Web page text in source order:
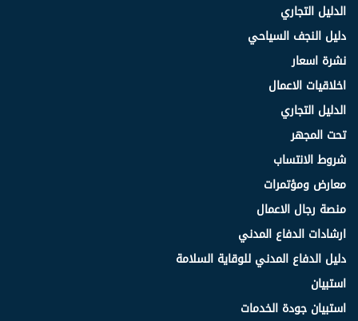
الدليل التجاري
دليل النجف السياحي
نشرة اسعار
اخلاقيات الاعمال
الدليل التجاري
تحت المجهر
شروط الانتساب
معارض ومؤتمرات
منصة رجال الاعمال
ارشادات الدفاع المدني
دليل الدفاع المدني للوقاية السلامة
استبيان
استبيان جودة الخدمات